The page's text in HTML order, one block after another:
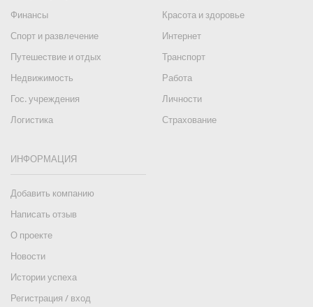
Финансы
Красота и здоровье
Спорт и развлечение
Интернет
Путешествие и отдых
Транспорт
Недвижимость
Работа
Гос. учреждения
Личности
Логистика
Страхование
ИНФОРМАЦИЯ
Добавить компанию
Написать отзыв
О проекте
Новости
Истории успеха
Регистрация / вход